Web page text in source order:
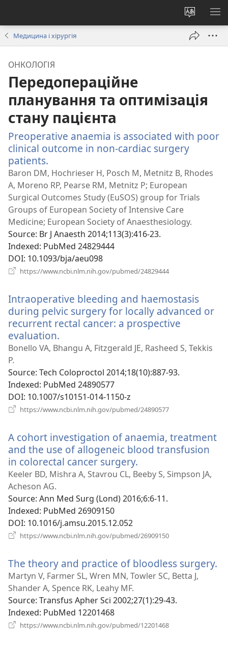
Змінити
мову
сайту
Медицина і хірургія
ОНКОЛОГІЯ
Передопераційне
планування та оптимізація
стану пацієнта
Preoperative anaemia is associated with poor
clinical outcome in non-cardiac surgery
patients.
у
новому
вікні)
Baron DM, Hochrieser H, Posch M, Metnitz B, Rhodes
A, Moreno RP, Pearse RM, Metnitz P; European
Surgical Outcomes Study (EuSOS) group for Trials
Groups of European Society of Intensive Care
Medicine; European Society of Anaesthesiology.
Source‎: Br J Anaesth 2014;113(3):416-23.
Indexed‎: PubMed 24829444
DOI‎: 10.1093/bja/aeu098
https://www.ncbi.nlm.nih.gov/pubmed/24829444
вікні)
Intraoperative bleeding and haemostasis
during pelvic surgery for locally advanced or
recurrent rectal cancer: a prospective
evaluation.
у
вікні)
Bonello VA, Bhangu A, Fitzgerald JE, Rasheed S, Tekkis
P.
Source‎: Tech Coloproctol 2014;18(10):887-93.
Indexed‎: PubMed 24890577
DOI‎: 10.1007/s10151-014-1150-z
https://www.ncbi.nlm.nih.gov/pubmed/24890577
вікні)
A cohort investigation of anaemia, treatment
and the use of allogeneic blood transfusion
in colorectal cancer surgery.
у
вікні)
Keeler BD, Mishra A, Stavrou CL, Beeby S, Simpson JA,
Acheson AG.
Source‎: Ann Med Surg (Lond) 2016;6:6-11.
Indexed‎: PubMed 26909150
DOI‎: 10.1016/j.amsu.2015.12.052
https://www.ncbi.nlm.nih.gov/pubmed/26909150
вікні)
The theory and practice of bloodless surgery.
Martyn V, Farmer SL, Wren MN, Towler SC, Betta J,
Shander A, Spence RK, Leahy MF.
Source‎: Transfus Apher Sci 2002;27(1):29-43.
Indexed‎: PubMed 12201468
https://www.ncbi.nlm.nih.gov/pubmed/12201468